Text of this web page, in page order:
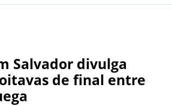
Salvador divulga
de final entre